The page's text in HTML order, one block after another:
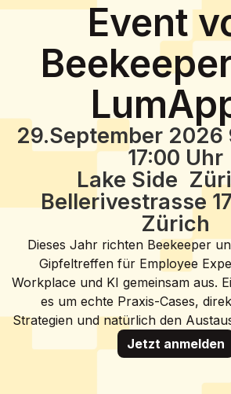
Event
29.September 2026
17:00 Uhr
Lake Side
Bellerivestrasse
Zürich
Dieses Jahr richten Beekeeper
Gipfeltreffen für Employee
Workplace und KI gemeinsam aus.
es um echte Praxis-Cases,
Strategien und natürlich den
Jetzt anmelden